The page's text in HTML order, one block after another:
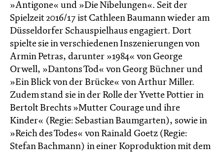
»Antigone« und »Die Nibelungen«. Seit der
Spielzeit 2016/17 ist Cathleen Baumann wieder am
Düsseldorfer Schauspielhaus engagiert. Dort
spielte sie in verschiedenen Inszenierungen von
Armin Petras, darunter »1984« von George
Orwell, »Dantons Tod« von Georg Büchner und
»Ein Blick von der Brücke« von Arthur Miller.
Zudem stand sie in der Rolle der Yvette Pottier in
Bertolt Brechts »Mutter Courage und ihre
Kinder« (Regie: Sebastian Baumgarten), sowie in
»Reich des Todes« von Rainald Goetz (Regie:
Stefan Bachmann) in einer Koproduktion mit dem